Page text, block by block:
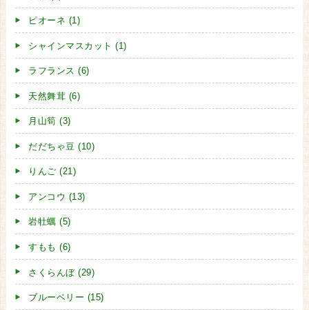
ピオーネ (1)
シャインマスカット (1)
ラフランス (6)
天然舞茸 (6)
月山筍 (3)
だだちゃ豆 (10)
りんご (21)
アンコウ (13)
岩牡蠣 (5)
すもも (6)
さくらんぼ (29)
ブルーベリー (15)